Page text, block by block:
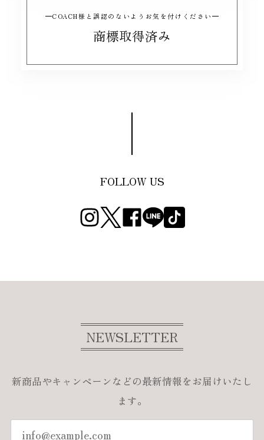
COACH様と誤認のないようお気を付けください
商標取得済み
FOLLOW US
NEWSLETTER
新商品やキャンペーンなどの最新情報をお届けいたし
ます。